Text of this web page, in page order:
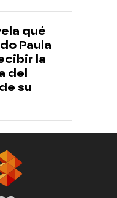
qué
Paula
la
del
su